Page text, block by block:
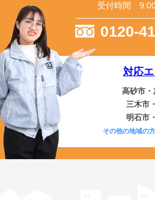
受付時間
0120-
対応
高砂市
三木市
明石市
その他の地域の